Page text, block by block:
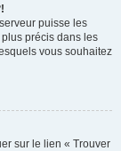
puisse les
précis dans les
vous souhaitez
sur le lien « Trouver